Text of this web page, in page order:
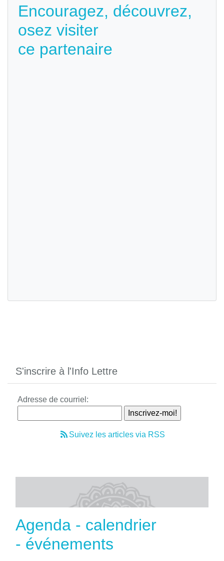
Encouragez, découvrez,
osez visiter
ce partenaire
S'inscrire à l'Info Lettre
Adresse de courriel:
Suivez les articles via RSS
Agenda - calendrier
- événements